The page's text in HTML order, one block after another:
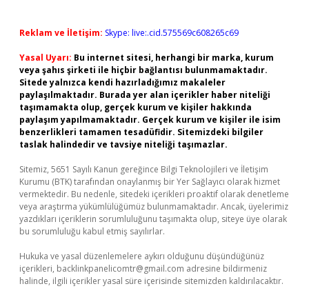
Reklam ve İletişim: Skype: live:.cid.575569c608265c69
Yasal Uyarı: Bu internet sitesi, herhangi bir marka, kurum
veya şahıs şirketi ile hiçbir bağlantısı bulunmamaktadır.
Sitede yalnızca kendi hazırladığımız makaleler
paylaşılmaktadır. Burada yer alan içerikler haber niteliği
taşımamakta olup, gerçek kurum ve kişiler hakkında
paylaşım yapılmamaktadır. Gerçek kurum ve kişiler ile isim
benzerlikleri tamamen tesadüfidir. Sitemizdeki bilgiler
taslak halindedir ve tavsiye niteliği taşımazlar.
Sitemiz, 5651 Sayılı Kanun gereğince Bilgi Teknolojileri ve İletişim
Kurumu (BTK) tarafından onaylanmış bir Yer Sağlayıcı olarak hizmet
vermektedir. Bu nedenle, sitedeki içerikleri proaktif olarak denetleme
veya araştırma yükümlülüğümüz bulunmamaktadır. Ancak, üyelerimiz
yazdıkları içeriklerin sorumluluğunu taşımakta olup, siteye üye olarak
bu sorumluluğu kabul etmiş sayılırlar.
Hukuka ve yasal düzenlemelere aykırı olduğunu düşündüğünüz
içerikleri, backlinkpanelicomtr@gmail.com adresine bildirmeniz
halinde, ilgili içerikler yasal süre içerisinde sitemizden kaldırılacaktır.